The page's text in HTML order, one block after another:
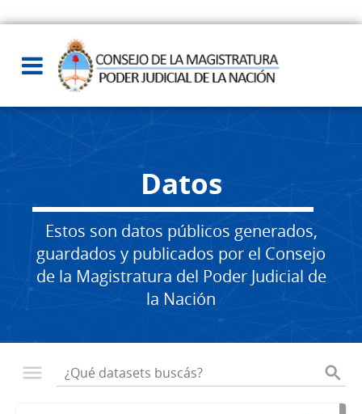
Datos
Estos son datos públicos generados,
guardados y publicados por el Consejo
de la Magistratura del Poder Judicial de
la Nación